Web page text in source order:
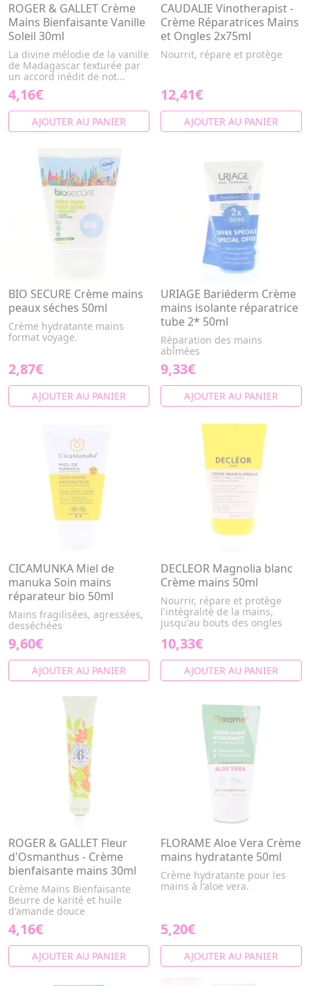
ROGER & GALLET Crème
Mains Bienfaisante Vanille
Soleil 30ml
La divine mélodie de la vanille
de Madagascar texturée par
un accord inédit de not...
4,16€
AJOUTER AU PANIER
CAUDALIE Vinotherapist -
Crème Réparatrices Mains
et Ongles 2x75ml
Nourrit, répare et protège
12,41€
AJOUTER AU PANIER
BIO SECURE Crème mains
peaux séches 50ml
Crème hydratante mains
format voyage.
2,87€
AJOUTER AU PANIER
URIAGE Bariéderm Crème
mains isolante réparatrice
tube 2* 50ml
Réparation des mains
abîmées
9,33€
AJOUTER AU PANIER
CICAMUNKA Miel de
manuka Soin mains
réparateur bio 50ml
Mains fragilisées, agressées,
desséchées
9,60€
AJOUTER AU PANIER
DECLEOR Magnolia blanc
Crème mains 50ml
Nourrir, répare et protège
l'intégralité de la mains,
jusqu'au bouts des ongles
10,33€
AJOUTER AU PANIER
ROGER & GALLET Fleur
d'Osmanthus - Crème
bienfaisante mains 30ml
Crème Mains Bienfaisante
Beurre de karité et huile
d'amande douce
4,16€
AJOUTER AU PANIER
FLORAME Aloe Vera Crème
mains hydratante 50ml
Crème hydratante pour les
mains à l'aloe vera.
5,20€
AJOUTER AU PANIER